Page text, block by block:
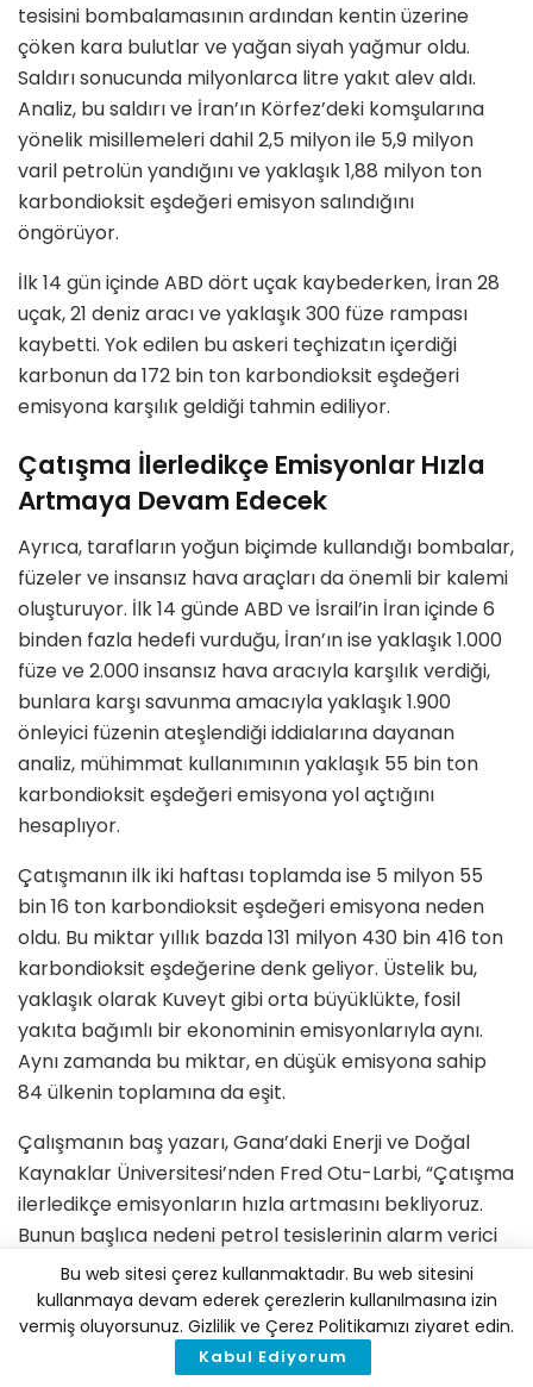
tesisini bombalamasının ardından kentin üzerine
çöken kara bulutlar ve yağan siyah yağmur oldu.
Saldırı sonucunda milyonlarca litre yakıt alev aldı.
Analiz, bu saldırı ve İran’ın Körfez’deki komşularına
yönelik misillemeleri dahil 2,5 milyon ile 5,9 milyon
varil petrolün yandığını ve yaklaşık 1,88 milyon ton
karbondioksit eşdeğeri emisyon salındığını
öngörüyor.
İlk 14 gün içinde ABD dört uçak kaybederken, İran 28
uçak, 21 deniz aracı ve yaklaşık 300 füze rampası
kaybetti. Yok edilen bu askeri teçhizatın içerdiği
karbonun da 172 bin ton karbondioksit eşdeğeri
emisyona karşılık geldiği tahmin ediliyor.
Çatışma İlerledikçe Emisyonlar Hızla
Artmaya Devam Edecek
Ayrıca, tarafların yoğun biçimde kullandığı bombalar,
füzeler ve insansız hava araçları da önemli bir kalemi
oluşturuyor. İlk 14 günde ABD ve İsrail’in İran içinde 6
binden fazla hedefi vurduğu, İran’ın ise yaklaşık 1.000
füze ve 2.000 insansız hava aracıyla karşılık verdiği,
bunlara karşı savunma amacıyla yaklaşık 1.900
önleyici füzenin ateşlendiği iddialarına dayanan
analiz, mühimmat kullanımının yaklaşık 55 bin ton
karbondioksit eşdeğeri emisyona yol açtığını
hesaplıyor.
Çatışmanın ilk iki haftası toplamda ise 5 milyon 55
bin 16 ton karbondioksit eşdeğeri emisyona neden
oldu. Bu miktar yıllık bazda 131 milyon 430 bin 416 ton
karbondioksit eşdeğerine denk geliyor. Üstelik bu,
yaklaşık olarak Kuveyt gibi orta büyüklükte, fosil
yakıta bağımlı bir ekonominin emisyonlarıyla aynı.
Aynı zamanda bu miktar, en düşük emisyona sahip
84 ülkenin toplamına da eşit.
Çalışmanın baş yazarı, Gana’daki Enerji ve Doğal
Kaynaklar Üniversitesi’nden Fred Otu-Larbi, “Çatışma
ilerledikçe emisyonların hızla artmasını bekliyoruz.
Bunun başlıca nedeni petrol tesislerinin alarm verici
bir hızla hedef alınması” dedi.
Geçen yıl Haziran itibarıyla iklim bilimciler, küresel
sıcaklık artışını 1,5 derecenin altında tutma olasılığını
%50 seviyesinde korumak için insanların toplamda
Bu web sitesi çerez kullanmaktadır. Bu web sitesini
kullanmaya devam ederek çerezlerin kullanılmasına izin
vermiş oluyorsunuz. Gizlilik ve Çerez Politikamızı ziyaret edin.
Kabul Ediyorum